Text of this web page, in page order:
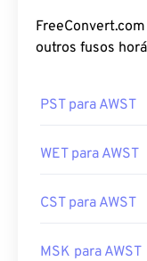
outros fusos
PST para AWST
WET para AWST
CST para AWST
MSK para AWST